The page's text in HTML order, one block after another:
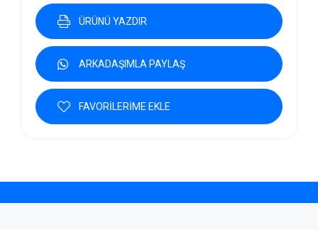
ÜRÜNÜ YAZDIR
ARKADAŞIMLA PAYLAŞ
FAVORİLERİME EKLE